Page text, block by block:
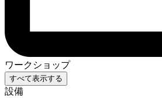
ワークショップ
すべて表示する
設備